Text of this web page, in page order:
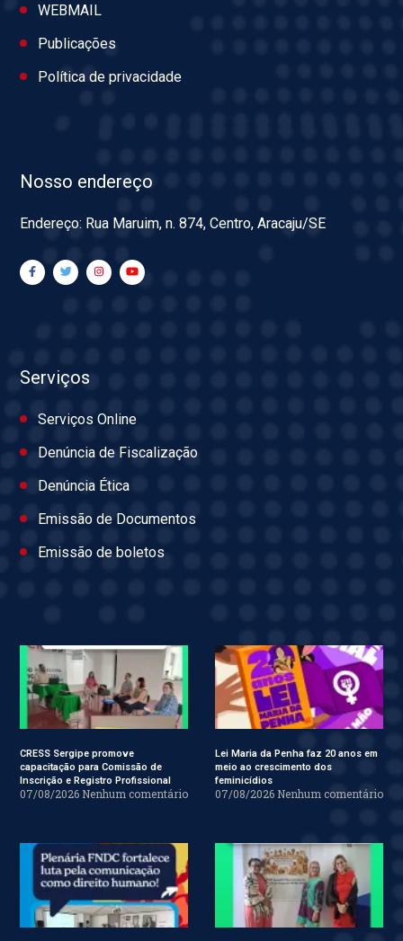
WEBMAIL
Publicações
Política de privacidade
Nosso endereço
Endereço: Rua Maruim, n. 874, Centro, Aracaju/SE
Serviços
Serviços Online
Denúncia de Fiscalização
Denúncia Ética
Emissão de Documentos
Emissão de boletos
CRESS Sergipe promove
capacitação para Comissão de
Inscrição e Registro Profissional
07/08/2026 Nenhum comentário
Lei Maria da Penha faz 20 anos em
meio ao crescimento dos
feminicídios
07/08/2026 Nenhum comentário